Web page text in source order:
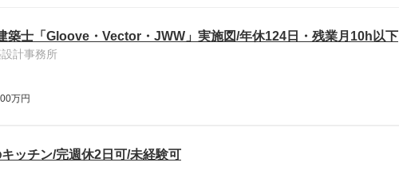
築士「Gloove・Vector・JWW」実施図/年休124日・残業月10h以下
計事務所
万円
ッチン/完週休2日可/未経験可